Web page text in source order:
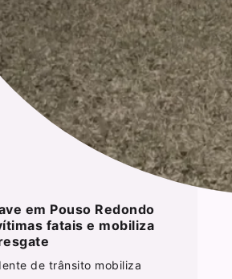
em Pouso Redondo
fatais e mobiliza
de trânsito mobiliza